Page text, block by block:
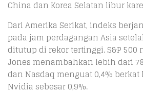
China dan Korea Selatan libur
Dari Amerika Serikat, indeks
pada jam perdagangan Asia
ditutup di rekor tertinggi. S&P 500
Jones menambahkan lebih dari
dan Nasdaq menguat 0,4%
Nvidia sebesar 0,9%.